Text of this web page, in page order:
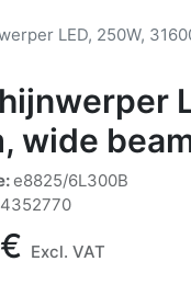
LED, 250W,
wide
e8825/6L300B
€ Excl. VAT